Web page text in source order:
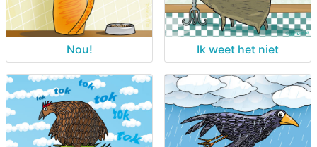
Nou! Ik weet het niet